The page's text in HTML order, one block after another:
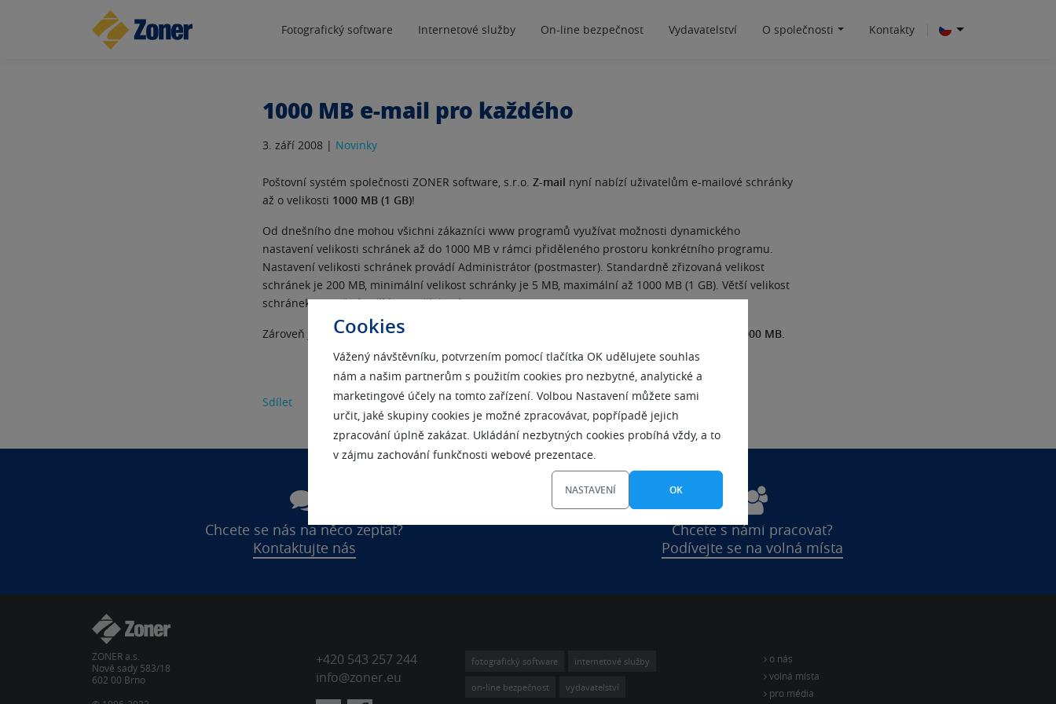
Cookies
Vážený návštěvníku, potvrzením pomocí tlačítka OK udělujete souhlas
nám a našim partnerům s použitím cookies pro nezbytné, analytické a
marketingové účely na tomto zařízení. Volbou Nastavení můžete sami
určit, jaké skupiny cookies je možné zpracovávat, popřípadě jejich
zpracování úplně zakázat. Ukládání nezbytných cookies probíhá vždy, a to
v zájmu zachování funkčnosti webové prezentace.
NASTAVENÍ OK
Fotografický software Internetové služby On-line bezpečnost Vydavatelství O společnosti Kontakty
1000 MB e-mail pro každého
3. září 2008 | Novinky
Poštovní systém společnosti ZONER software, s.r.o. Z-mail nyní nabízí uživatelům e-mailové schránky
až o velikosti 1000 MB (1 GB)!
Od dnešního dne mohou všichni zákazníci www programů využívat možnosti dynamického
nastavení velikosti schránek až do 1000 MB v rámci přiděleného prostoru konkrétního programu.
Nastavení velikosti schránek provádí Administrátor (postmaster). Standardně zřizovaná velikost
schránek je 200 MB, minimální velikost schránky je 5 MB, maximální až 1000 MB (1 GB). Větší velikost
schránek je možné zařídit za příplatek.
Zároveň jsme navýšili velikost prostoru pro poštu varianty 2000 MB.
Sdílet
Chcete se nás na něco zeptat?
Kontaktujte nás
Chcete s námi pracovat?
Podívejte se na volná místa
ZONER a.s.
Nové sady 583/18
602 00 Brno
+420 543 257 244
info@zoner.eu
fotografický software internetové služby
on-line bezpečnost vydavatelství
o nás
volná místa
pro média